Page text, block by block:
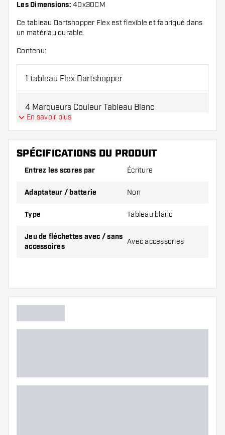
Les Dimensions: 40x30CM
Ce tableau Dartshopper Flex est flexible et fabriqué dans
un matériau durable.
Contenu:
1 tableau Flex Dartshopper
4 Marqueurs Couleur Tableau Blanc
1 spray nettoyant pour tableau blanc
En savoir plus
SPÉCIFICATIONS DU PRODUIT
Entrez les scores par Écriture
Adaptateur / batterie Non
Type Tableau blanc
Jeu de fléchettes avec / sans
accessoires
Avec accessories